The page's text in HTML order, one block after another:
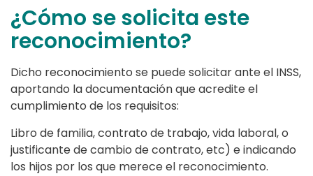
¿Cómo se solicita este
reconocimiento?
Dicho reconocimiento se puede solicitar ante el INSS,
aportando la documentación que acredite el
cumplimiento de los requisitos:
Libro de familia, contrato de trabajo, vida laboral, o
justificante de cambio de contrato, etc) e indicando
los hijos por los que merece el reconocimiento.